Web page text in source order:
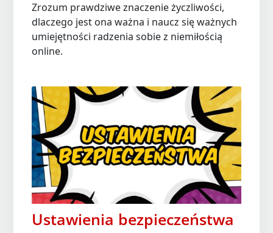
Zrozum prawdziwe znaczenie życzliwości,
dlaczego jest ona ważna i naucz się ważnych
umiejętności radzenia sobie z niemiłością
online.
Ustawienia bezpieczeństwa